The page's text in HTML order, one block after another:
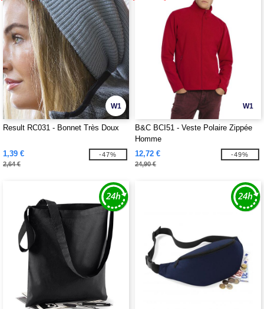
W1
Result RC031 - Bonnet Très Doux
1,39 €
2,64 €
-47%
W1
B&C BCI51 - Veste Polaire Zippée
Homme
12,72 €
24,90 €
-49%